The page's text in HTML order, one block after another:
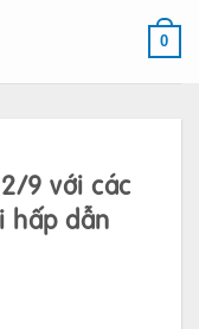
0
9 với các
hấp dẫn